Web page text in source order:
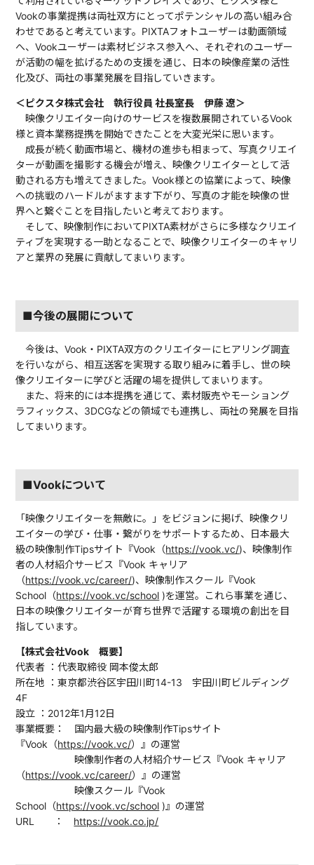
Vookの事業提携は両社双方にとってポテンシャルの高い組み合
わせであると考えています。PIXTAフォトユーザーは動画領域
へ、Vookユーザーは素材ビジネス参入へ、それぞれのユーザー
が活動の幅を拡げるための支援を通じ、日本の映像産業の活性
化及び、両社の事業発展を目指していきます。
＜ピクスタ株式会社 執行役員 社長室長 伊藤 遼＞
映像クリエイター向けのサービスを複数展開されているVook
様と資本業務提携を開始できたことを大変光栄に思います。
成長が続く動画市場と、機材の進歩も相まって、写真クリエイ
ターが動画を撮影する機会が増え、映像クリエイターとして活
動される方も増えてきました。Vook様との協業によって、映像
への挑戦のハードルがますます下がり、写真の才能を映像の世
界へと繋ぐことを目指したいと考えております。
そして、映像制作においてPIXTA素材がさらに多様なクリエイ
ティブを実現する一助となることで、映像クリエイターのキャリ
アと業界の発展に貢献してまいります。
■今後の展開について
今後は、Vook・PIXTA双方のクリエイターにヒアリング調査
を行いながら、相互送客を実現する取り組みに着手し、世の映
像クリエイターに学びと活躍の場を提供してまいります。
また、将来的には本提携を通じて、素材販売やモーショング
ラフィックス、3DCGなどの領域でも連携し、両社の発展を目指
してまいります。
■Vookについて
「映像クリエイターを無敵に。」をビジョンに掲げ、映像クリ
エイターの学び・仕事・繋がりをサポートするため、日本最大
級の映像制作Tipsサイト『Vook（https://vook.vc/)、映像制作
者の人材紹介サービス『Vook キャリア
（https://vook.vc/career/)、映像制作スクール『Vook
School（https://vook.vc/school )を運営。これら事業を通じ、
日本の映像クリエイターが育ち世界で活躍する環境の創出を目
指しています。
【株式会社Vook 概要】
代表者 ：代表取締役 岡本俊太郎
所在地 ：東京都渋谷区宇田川町14-13 宇田川町ビルディング
4F
設⽴ ：2012年1⽉12⽇
事業概要： 国内最大級の映像制作Tipsサイト
『Vook（https://vook.vc/）』の運営
映像制作者の人材紹介サービス『Vook キャリア
（https://vook.vc/career/）』の運営
映像スクール『Vook
School（https://vook.vc/school )』の運営
URL ： https://vook.co.jp/